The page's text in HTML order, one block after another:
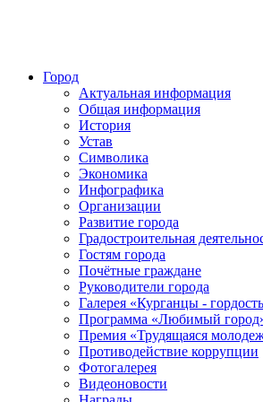
Город
Актуальная информация
Общая информация
История
Устав
Символика
Экономика
Инфографика
Организации
Развитие города
Градостроительная
Гостям города
Почётные граждане
Руководители города
Галерея «Курганцы -
Программа «Любимый
Премия «Трудящаяся
Противодействие коррупции
Фотогалерея
Видеоновости